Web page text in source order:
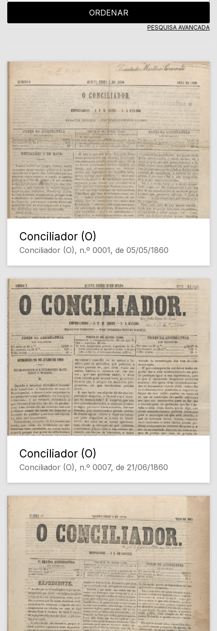
ORDENAR
PESQUISA AVANÇADA
Conciliador (O)
Conciliador (O), n.º 0001, de 05/05/1860
Conciliador (O)
Conciliador (O), n.º 0007, de 21/06/1860